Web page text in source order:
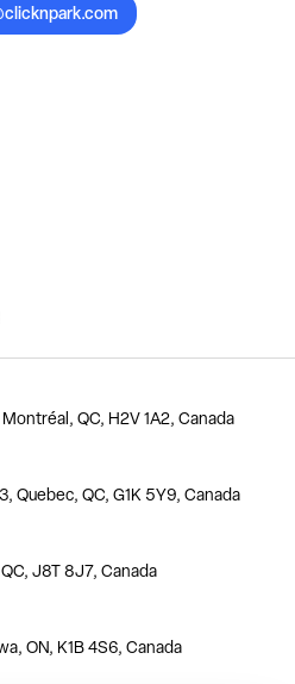
QC, H2V 1A2, Canada
Quebec, QC, G1K 5Y9, Canada
J8T 8J7, Canada
ON, K1B 4S6, Canada